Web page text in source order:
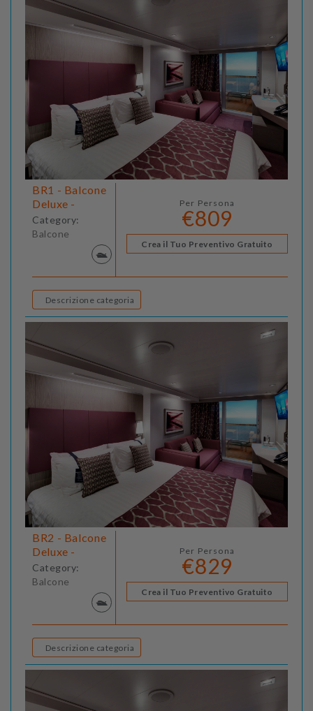
BR1 - Balcone
Deluxe -
Category:
Balcone
Per Persona
€809
Crea il Tuo Preventivo Gratuito
Descrizione categoria
BR2 - Balcone
Deluxe -
Category:
Balcone
Per Persona
€829
Crea il Tuo Preventivo Gratuito
Descrizione categoria